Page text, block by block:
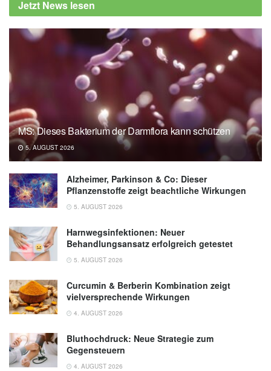
Cleveland Clinic
Jetzt News lesen
MS: Dieses Bakterium der Darmflora kann schützen
5. AUGUST 2026
Alzheimer, Parkinson & Co: Dieser
Pflanzenstoffe zeigt beachtliche Wirkungen
5. AUGUST 2026
Harnwegsinfektionen: Neuer
Behandlungsansatz erfolgreich getestet
5. AUGUST 2026
Curcumin & Berberin Kombination zeigt
vielversprechende Wirkungen
4. AUGUST 2026
Bluthochdruck: Neue Strategie zum
Gegensteuern
4. AUGUST 2026